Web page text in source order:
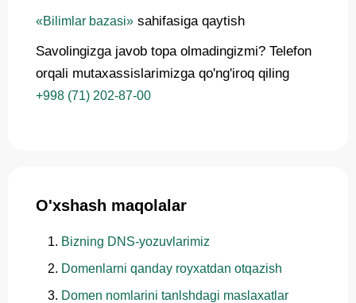
«Bilimlar bazasi» sahifasiga qaytish
Savolingizga javob topa olmadingizmi? Telefon
orqali mutaxassislarimizga qo'ng'iroq qiling
+998 (71) 202-87-00
O'xshash maqolalar
Bizning DNS-yozuvlarimiz
Domenlarni qanday royxatdan otqazish
Domen nomlarini tanlshdagi maslaxatlar